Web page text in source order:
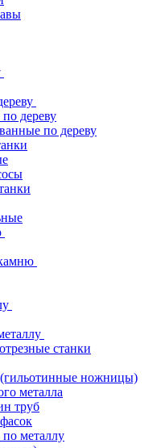
дереву
по дереву
станки
ножницы)
металла
труб
металлу